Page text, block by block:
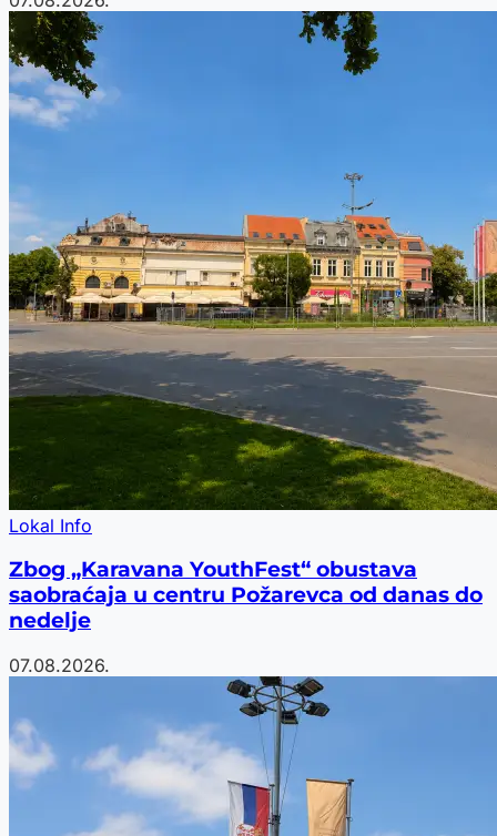
Lokal Info
Zbog „Karavana YouthFest“ obustava
saobraćaja u centru Požarevca od danas do
nedelje
07.08.2026.